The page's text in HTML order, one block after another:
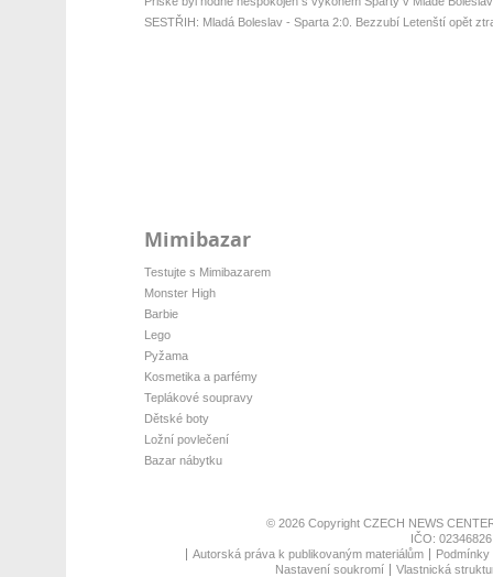
SESTŘIH: Mladá Boleslav - Sparta 2:0. Bezzubí Letenští opět
Mimibazar
Testujte s Mimibazarem
Monster High
Barbie
Lego
Pyžama
Kosmetika a parfémy
Teplákové soupravy
Dětské boty
Ložní povlečení
Bazar nábytku
© 2026 Copyright CZECH NEWS
IČO:
Autorská práva k publikovaným materiálům
Nastavení soukromí
Vlastnická